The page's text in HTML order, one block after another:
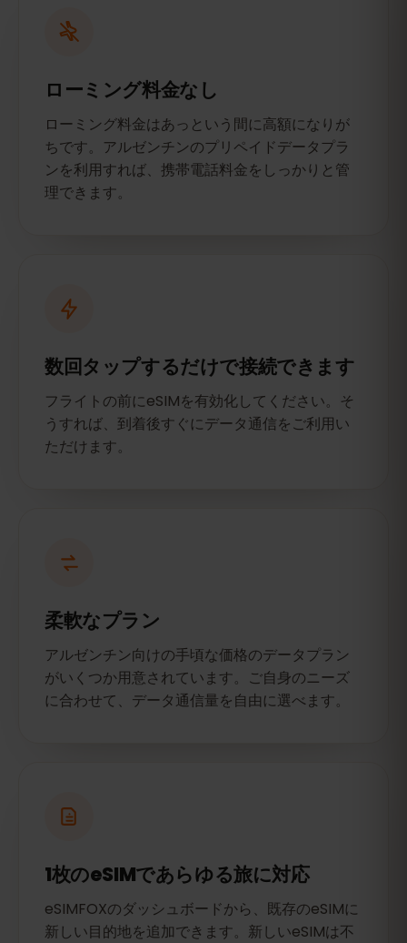
ローミング料金なし
ローミング料金はあっという間に高額になりが
ちです。アルゼンチンのプリペイドデータプラ
ンを利用すれば、携帯電話料金をしっかりと管
理できます。
数回タップするだけで接続できます
フライトの前にeSIMを有効化してください。そ
うすれば、到着後すぐにデータ通信をご利用い
ただけます。
柔軟なプラン
アルゼンチン向けの手頃な価格のデータプラン
がいくつか用意されています。ご自身のニーズ
に合わせて、データ通信量を自由に選べます。
1枚のeSIMであらゆる旅に対応
eSIMFOXのダッシュボードから、既存のeSIMに
新しい目的地を追加できます。新しいeSIMは不